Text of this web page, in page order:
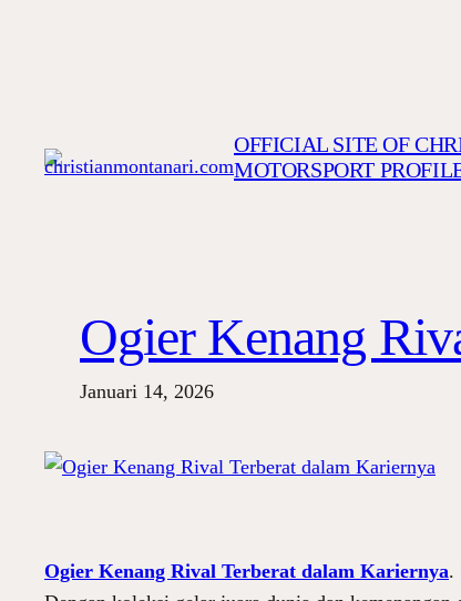
OFFICIAL SITE OF
MOTORSPORT
Ogier Kenang
Januari 14, 2026
Ogier Kenang Rival Terberat dalam Kariernya.